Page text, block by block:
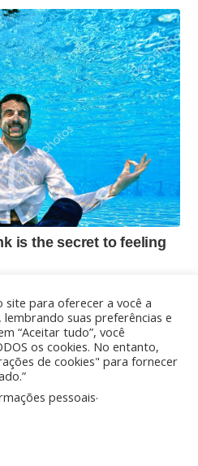
site para oferecer a você a
suas preferências e
“Aceitar tudo”, você
os cookies. No entanto,
de cookies" para fornecer
pessoais.